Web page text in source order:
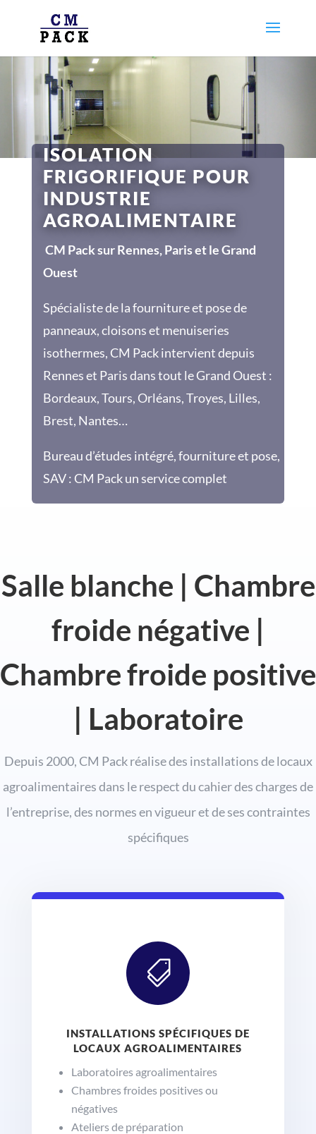
ISOLATION
FRIGORIFIQUE POUR
INDUSTRIE
AGROALIMENTAIRE
CM Pack sur Rennes, Paris et le Grand
Ouest
Spécialiste de la fourniture et pose de
panneaux, cloisons et menuiseries
isothermes, CM Pack intervient depuis
Rennes et Paris dans tout le Grand Ouest :
Bordeaux, Tours, Orléans, Troyes, Lilles,
Brest, Nantes…
Bureau d’études intégré, fourniture et pose,
SAV : CM Pack un service complet
Salle blanche | Chambre
froide négative |
Chambre froide positive
| Laboratoire
Depuis 2000, CM Pack réalise des installations de locaux
agroalimentaires dans le respect du cahier des charges de
l’entreprise, des normes en vigueur et de ses contraintes
spécifiques

INSTALLATIONS SPÉCIFIQUES DE
LOCAUX AGROALIMENTAIRES
Laboratoires agroalimentaires
Chambres froides positives ou
négatives
Ateliers de préparation